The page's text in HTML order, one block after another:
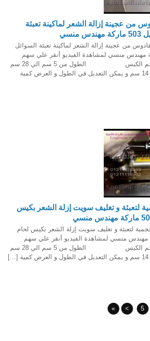
من عجينة إزالة الشعر لماكينة تعبئة
منسي
من عجينة إزالة الشعر لماكينة تعبئة السوائل
موديل 503 ماركة مهندس منسي لمشاهدة الفيديو أنقر علي سهم
التشغيل المواصفات حجم الكيس الطول من 5 سم الي 28 سم
و العرض من 3 سم الي 14 سم و يمكن التعديل في الطول و العرض كمية
لتعبئة و تغليف سويت إزلة الشعر بكيس
حجمية لتعبئة و تغليف سويت إزلة الشعر بكيس لحام
503 ماركة مهندس منسي لمشاهدة الفيديو أنقر علي سهم
التشغيل المواصفات حجم الكيس الطول من 5 سم الي 28 سم
5
>
»